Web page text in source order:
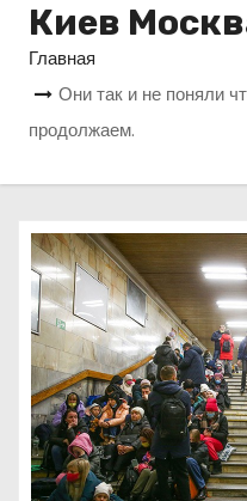
Киев
Главная
Они так и не поняли
продолжаем.